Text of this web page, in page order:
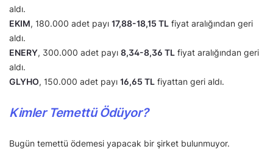
aldı.
EKIM, 180.000 adet payı 17,88-18,15 TL fiyat aralığından geri
aldı.
ENERY, 300.000 adet payı 8,34-8,36 TL fiyat aralığından geri
aldı.
GLYHO, 150.000 adet payı 16,65 TL fiyattan geri aldı.
Kimler Temettü Ödüyor?
Bugün temettü ödemesi yapacak bir şirket bulunmuyor.